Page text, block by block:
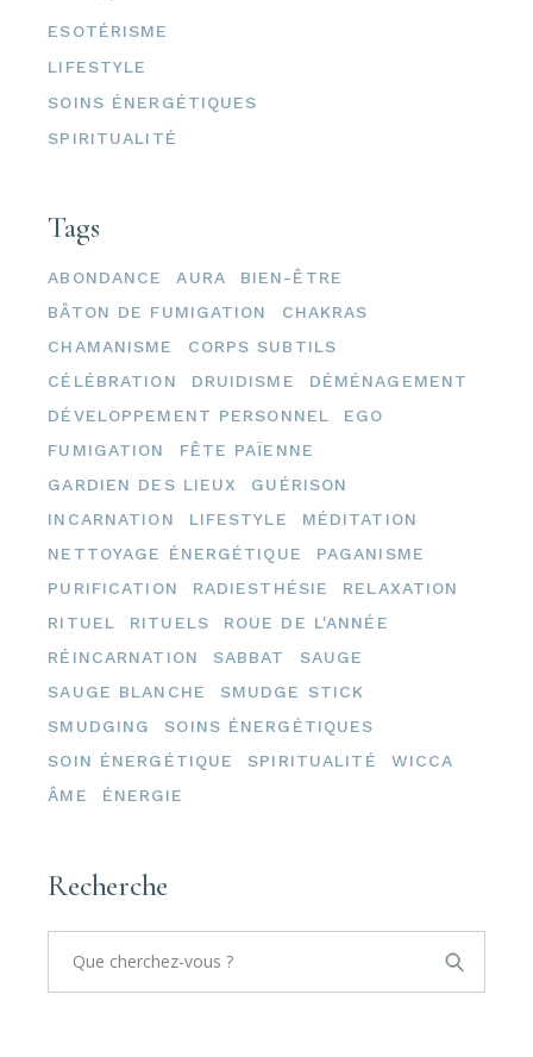
ESOTÉRISME
LIFESTYLE
SOINS ÉNERGÉTIQUES
SPIRITUALITÉ
Tags
ABONDANCE AURA
BIEN-ÊTRE
BÂTON DE FUMIGATION
CHAKRAS
CHAMANISME
CORPS SUBTILS
CÉLÉBRATION
DRUIDISME
DÉMÉNAGEMENT
DÉVELOPPEMENT PERSONNEL
EGO
FUMIGATION
FÊTE PAÏENNE
GARDIEN DES LIEUX
GUÉRISON
INCARNATION
LIFESTYLE
MÉDITATION
NETTOYAGE ÉNERGÉTIQUE
PAGANISME
PURIFICATION
RADIESTHÉSIE
RELAXATION
RITUEL
RITUELS
ROUE DE L'ANNÉE
RÉINCARNATION
SABBAT
SAUGE
SAUGE BLANCHE
SMUDGE STICK
SMUDGING
SOINS ÉNERGÉTIQUES
SOIN ÉNERGÉTIQUE
SPIRITUALITÉ
WICCA
ÂME
ÉNERGIE
Recherche
Search
for: